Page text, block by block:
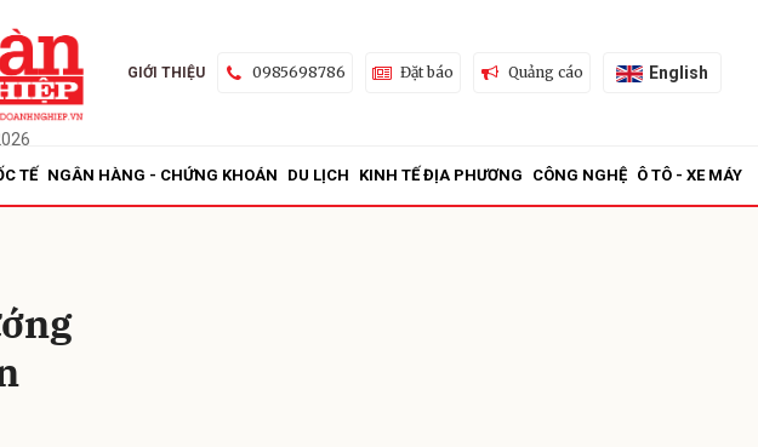
GIỚI THIỆU 0985698786 Đặt báo Quảng cáo English
TẾ NGÂN HÀNG - CHỨNG KHOÁN DU LỊCH KINH TẾ ĐỊA PHƯƠNG CÔNG NGHỆ Ô TÔ - XE MÁY